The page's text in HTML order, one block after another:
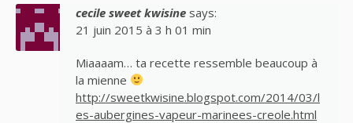
cecile sweet kwisine says:
21 juin 2015 à 3 h 01 min
Miaaaam… ta recette ressemble beaucoup à
la mienne
http://sweetkwisine.blogspot.com/2014/03/l
es-aubergines-vapeur-marinees-creole.html